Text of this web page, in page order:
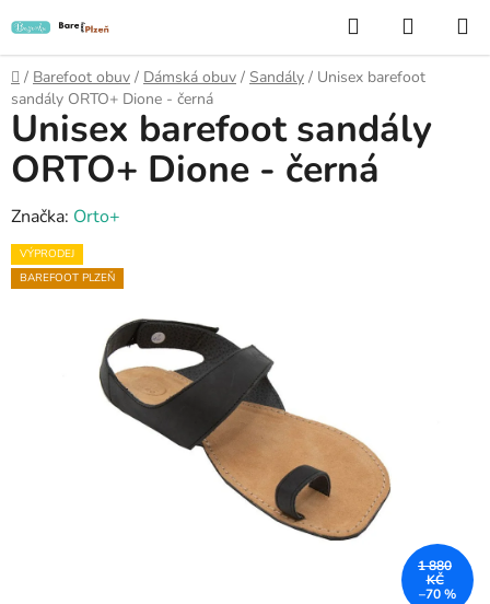
na
obsah
Hledat
KOŠÍK
Domů
/ Barefoot obuv / Dámská obuv / Sandály / Unisex barefoot
sandály ORTO+ Dione - černá
Unisex barefoot sandály
ORTO+ Dione - černá
Značka: Orto+
VÝPRODEJ
BAREFOOT PLZEŇ
1 880
KČ
–70 %